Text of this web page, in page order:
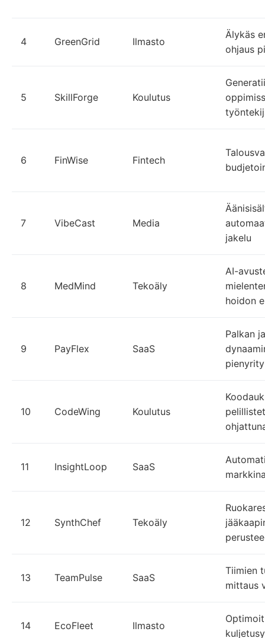
4 GreenGrid Ilmasto
Älykäs
ohjaus
5 SkillForge Koulutus
6 FinWise Fintech
7 VibeCast Media
jakelu
8 MedMind Tekoäly
AI-
hoidon
9 PayFlex SaaS
Palkan
10 CodeWing Koulutus
11 InsightLoop SaaS
12 SynthChef Tekoäly
13 TeamPulse SaaS
Tiimien
mittaus
14 EcoFleet Ilmasto